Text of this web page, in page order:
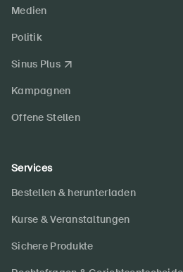
Medien
Politik
Sinus Plus
Kampagnen
Offene Stellen
Services
Bestellen & herunterladen
Kurse & Veranstaltungen
Sichere Produkte